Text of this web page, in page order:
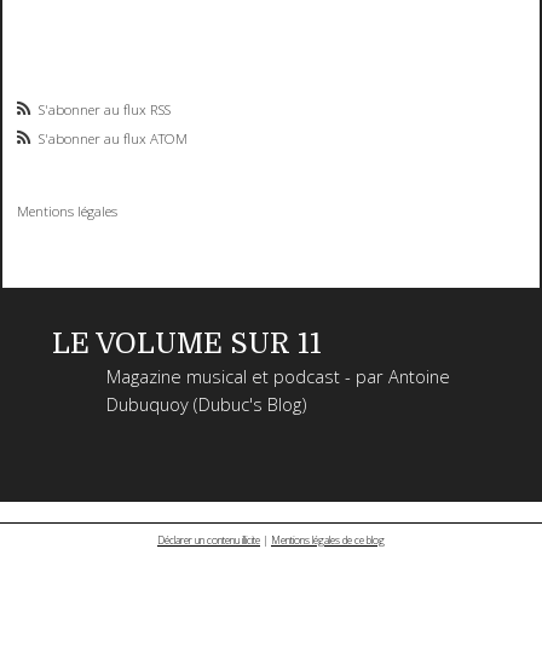
S'abonner au flux RSS
S'abonner au flux ATOM
Mentions légales
LE VOLUME SUR 11
Magazine musical et podcast - par Antoine
Dubuquoy (Dubuc's Blog)
Déclarer un contenu illicite | Mentions légales de ce blog